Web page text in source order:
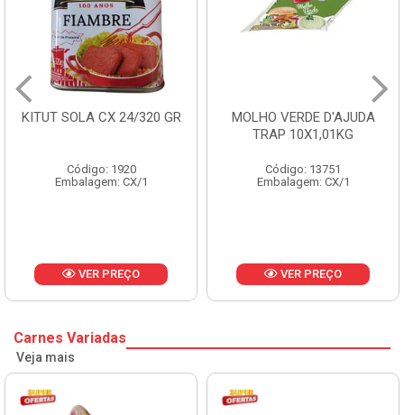
KITUT SOLA CX 24/320 GR
Código: 1920
Embalagem: CX/1
VER PREÇO
MOLHO VERDE D'AJUDA
TRAP 10X1,01KG
Código: 13751
Embalagem: CX/1
VER PREÇO
Carnes Variadas
Veja mais